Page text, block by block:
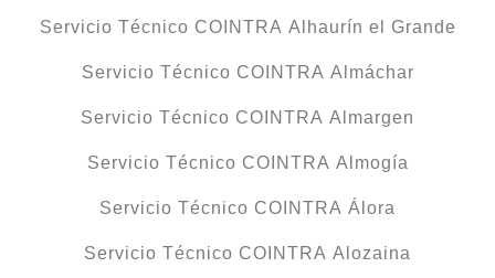
Servicio Técnico COINTRA Alhaurín el Grande
Servicio Técnico COINTRA Almáchar
Servicio Técnico COINTRA Almargen
Servicio Técnico COINTRA Almogía
Servicio Técnico COINTRA Álora
Servicio Técnico COINTRA Alozaina